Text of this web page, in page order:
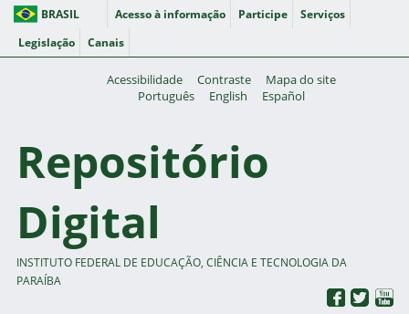
BRASIL Acesso à informação Participe
Serviços
Legislação
Canais
Acessibilidade Contraste
Mapa do site
Português
English Español
Repositório
Digital
INSTITUTO FEDERAL DE EDUCAÇÃO, CIÊNCIA E TECNOLOGIA DA
PARAÍBA